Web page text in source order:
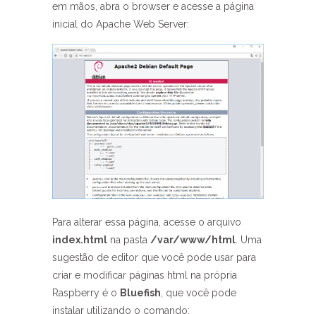
em mãos, abra o browser e acesse a página
inicial do Apache Web Server:
Para alterar essa página, acesse o arquivo
index.html na pasta /var/www/html . Uma
sugestão de editor que você pode usar para
criar e modificar páginas html na própria
Raspberry é o Bluefish , que você pode
instalar utilizando o comando: